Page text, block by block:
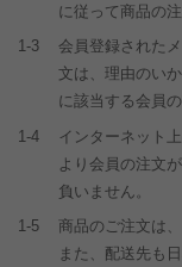
に従って商品の
1-3
会員登録された
文は、理由のい
に該当する会員
1-4
インターネット
より会員の注文
負いません。
1-5
商品のご注文は
また、配送先も